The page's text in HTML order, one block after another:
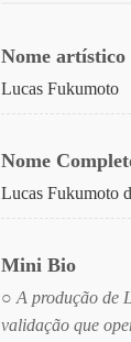
Nome artístico
Lucas Fukumoto
Nome
Lucas Fukumoto
Mini Bio
○ A produção de
validação que